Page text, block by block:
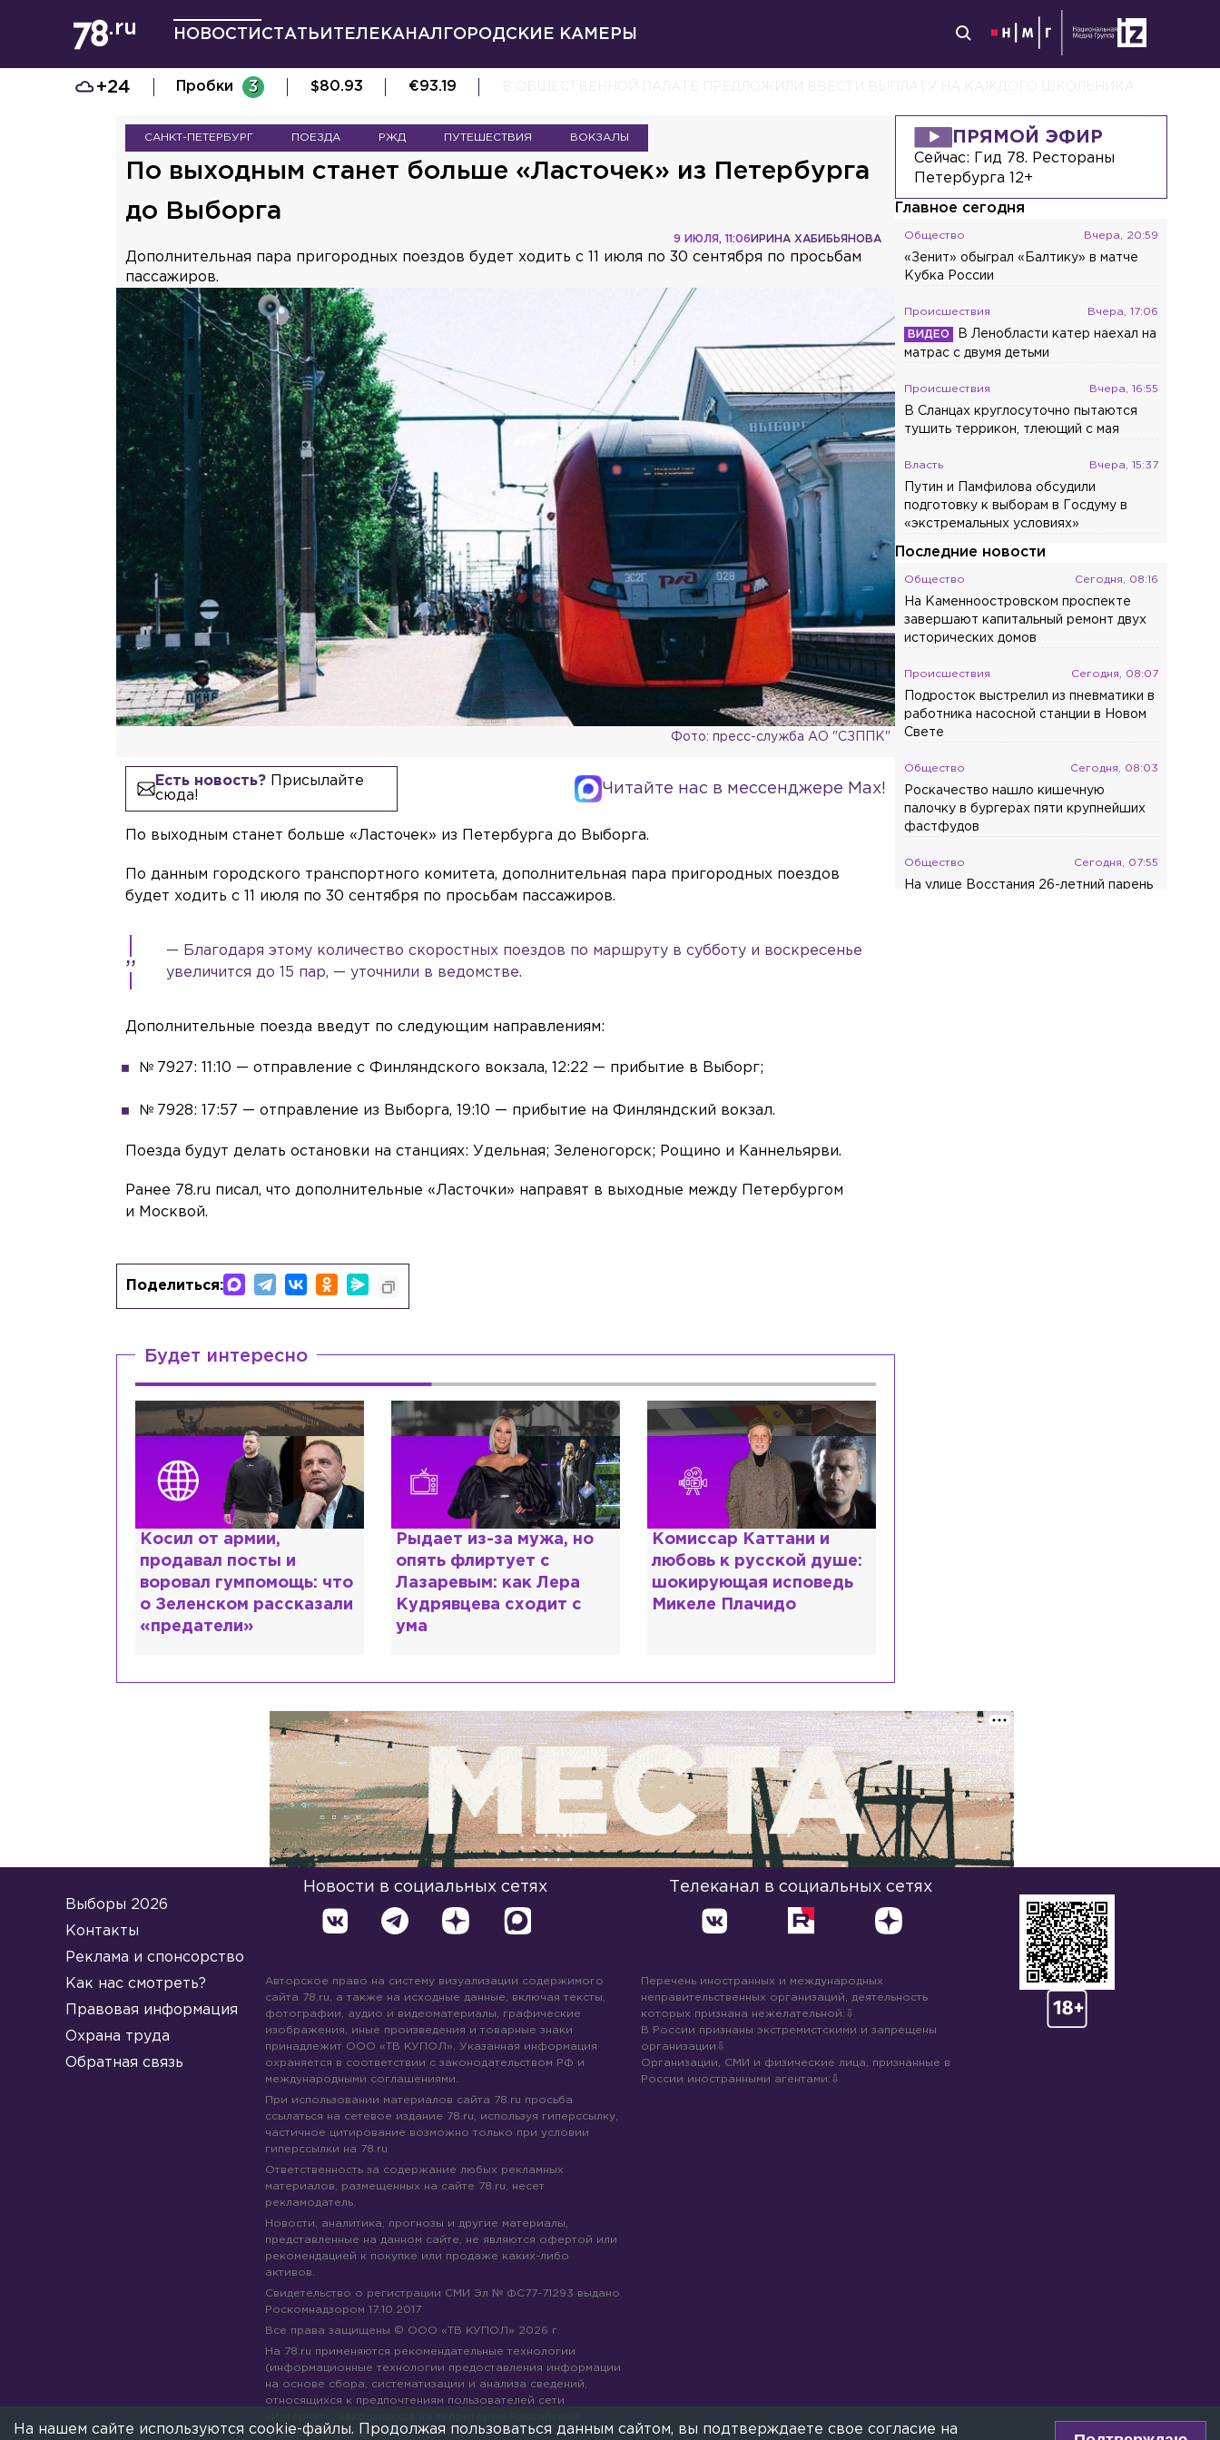
НОВОСТИ СТАТЬИ ТЕЛЕКАНАЛ ГОРОДСКИЕ КАМЕРЫ
+24 Пробки 3 $80.93 €93.19
САНКТ-ПЕТЕРБУРГ ПОЕЗДА РЖД ПУТЕШЕСТВИЯ ВОКЗАЛЫ
По выходным станет больше «Ласточек» из Петербурга
до Выборга
ИРИНА ХАБИБЬЯНОВА
9 ИЮЛЯ, 11:06
Дополнительная пара пригородных поездов будет ходить с 11 июля по 30 сентября по просьбам
пассажиров.
Фото: пресс-служба АО "СЗППК"
Есть новость?Присылайте
сюда!
Читайте нас в мессенджере Max!
По выходным станет больше «Ласточек» из Петербурга до Выборга.
По данным городского транспортного комитета, дополнительная пара пригородных поездов
будет ходить с 11 июля по 30 сентября по просьбам пассажиров.
— Благодаря этому количество скоростных поездов по маршруту в субботу и воскресенье
увеличится до 15 пар, — уточнили в ведомстве.
Дополнительные поезда введут по следующим направлениям:
№ 7927: 11:10 — отправление с Финляндского вокзала, 12:22 — прибытие в Выборг;
№ 7928: 17:57 — отправление из Выборга, 19:10 — прибытие на Финляндский вокзал.
Поезда будут делать остановки на станциях: Удельная; Зеленогорск; Рощино и Каннельярви.
Ранее 78.ru писал, что дополнительные «Ласточки» направят в выходные между Петербургом
и Москвой.
Поделиться:
Будет интересно
Косил от армии,
продавал посты и
воровал гумпомощь: что
о Зеленском рассказали
«предатели»
Рыдает из-за мужа, но
опять флиртует с
Лазаревым: как Лера
Кудрявцева сходит с
ума
Комиссар Каттани и
любовь к русской душе:
шокирующая исповедь
Микеле Плачидо
ПРЯМОЙ ЭФИР
Сейчас:
Гид 78. Рестораны
Петербурга 12+
Главное сегодня
Общество Вчера, 20:59
«Зенит» обыграл «Балтику» в матче
Кубка России
Происшествия Вчера, 17:06
В Ленобласти катер наехал на
матрас с двумя детьми
Происшествия Вчера, 16:55
В Сланцах круглосуточно пытаются
тушить террикон, тлеющий с мая
Власть Вчера, 15:37
Путин и Памфилова обсудили
подготовку к выборам в Госдуму в
«экстремальных условиях»
Последние новости
Общество Сегодня, 08:16
На Каменноостровском проспекте
завершают капитальный ремонт двух
исторических домов
Происшествия Сегодня, 08:07
Подросток выстрелил из пневматики в
работника насосной станции в Новом
Свете
Общество Сегодня, 08:03
Роскачество нашло кишечную
палочку в бургерах пяти крупнейших
фастфудов
Общество Сегодня, 07:55
На улице Восстания 26-летний парень
Выборы 2026
Контакты
Реклама и спонсорство
Как нас смотреть?
Правовая информация
Охрана труда
Обратная связь
Новости в социальных сетях Телеканал в социальных сетях
Авторское право на систему визуализации содержимого
сайта 78.ru, а также на исходные данные, включая тексты,
фотографии, аудио и видеоматериалы, графические
изображения, иные произведения и товарные знаки
принадлежит ООО «ТВ КУПОЛ». Указанная информация
охраняется в соответствии с законодательством РФ и
международными соглашениями.
При использовании материалов сайта 78.ru просьба
ссылаться на сетевое издание 78.ru, используя гиперссылку,
частичное цитирование возможно только при условии
гиперссылки на 78.ru
Ответственность за содержание любых рекламных
материалов, размещенных на сайте 78.ru, несет
рекламодатель.
Новости, аналитика, прогнозы и другие материалы,
представленные на данном сайте, не являются офертой или
рекомендацией к покупке или продаже каких-либо
активов.
Свидетельство о регистрации СМИ Эл № ФС77-71293 выдано
Роскомнадзором 17.10.2017
Все права защищены © ООО «ТВ КУПОЛ» 2026 г.
На 78.ru применяются рекомендательные технологии
(информационные технологии предоставления информации
на основе сбора, систематизации и анализа сведений,
относящихся к предпочтениям пользователей сети
Федерации).Подробнее
Перечень иностранных и международных
неправительственных организаций, деятельность
которых признана нежелательной:
В России признаны экстремистскими и запрещены
организации
Организации, СМИ и физические лица, признанные в
России иностранными агентами:
На нашем сайте используются cookie-файлы. Продолжая пользоваться данным сайтом, вы подтверждаете свое согласие на